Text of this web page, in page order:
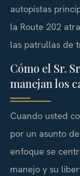
autopistas
la Route 202
las patrullas de
Cómo el Sr.
manejan los
Cuando usted
por un asunto
enfoque se
manejo y su